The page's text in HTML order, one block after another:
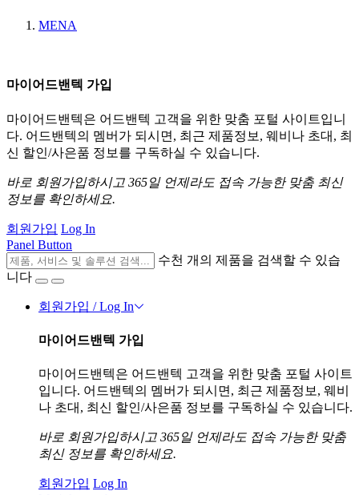
MENA
마이어드밴텍 가입
마이어드밴텍은 어드밴텍 고객을 위한 맞춤 포털 사이트입니
다. 어드밴텍의 멤버가 되시면, 최근 제품정보, 웨비나 초대, 최
신 할인/사은품 정보를 구독하실 수 있습니다.
바로 회원가입하시고 365일 언제라도 접속 가능한 맞춤 최신
정보를 확인하세요.
회원가입 Log In
Panel Button
수천 개의 제품을 검색할 수 있습
니다
회원가입 / Log In
마이어드밴텍 가입
마이어드밴텍은 어드밴텍 고객을 위한 맞춤 포털 사이트
입니다. 어드밴텍의 멤버가 되시면, 최근 제품정보, 웨비
나 초대, 최신 할인/사은품 정보를 구독하실 수 있습니다.
바로 회원가입하시고 365일 언제라도 접속 가능한 맞춤
최신 정보를 확인하세요.
회원가입 Log In